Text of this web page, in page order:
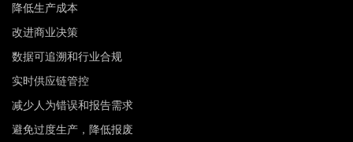
降低生产成本
改进商业决策
数据可追溯和行业合规
实时供应链管控
减少人为错误和报告需求
避免过度生产，降低报废